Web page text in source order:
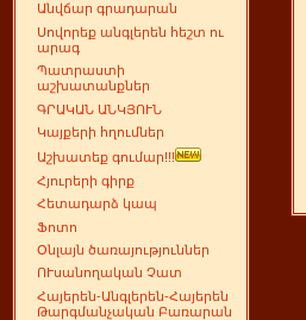
Անվճար գրադարան
Սովորեք անգլերեն հեշտ ու
արագ
Պատրաստի
աշխատանքներ
ԳՐԱԿԱՆ ԱՆԿՅՈՒՆ
Կայքերի հղումներ
Աշխատեք գումար!!!
Հյուրերի գիրք
Հետադարձ կապ
Ֆոտո
Օնլայն ծառայություններ
ՈՒսանողական Չատ
Հայերեն-Անգլերեն-Հայերեն
Թարգմանչական Բառարան